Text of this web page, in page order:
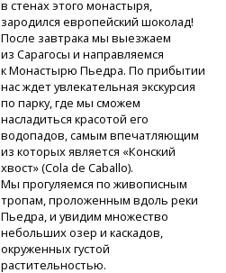
в стенах этого монастыря,
зародился европейский шоколад!
После завтрака мы выезжаем
из Сарагосы и направляемся
к Монастырю Пьедра. По прибытии
нас ждет увлекательная экскурсия
по парку, где мы сможем
насладиться красотой его
водопадов, самым впечатляющим
из которых является «Конский
хвост» (Cola de Caballo).
Мы прогуляемся по живописным
тропам, проложенным вдоль реки
Пьедра, и увидим множество
небольших озер и каскадов,
окруженных густой
растительностью.